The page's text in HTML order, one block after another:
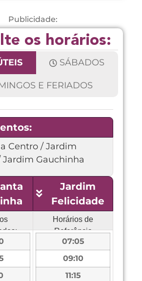
Publicidade:
os horários:
SÁBADOS
E FERIADOS
Centro / Jardim
Jardim Gauchinha
Jardim
Felicidade
Horários de
Referência
07:05
09:10
11:15